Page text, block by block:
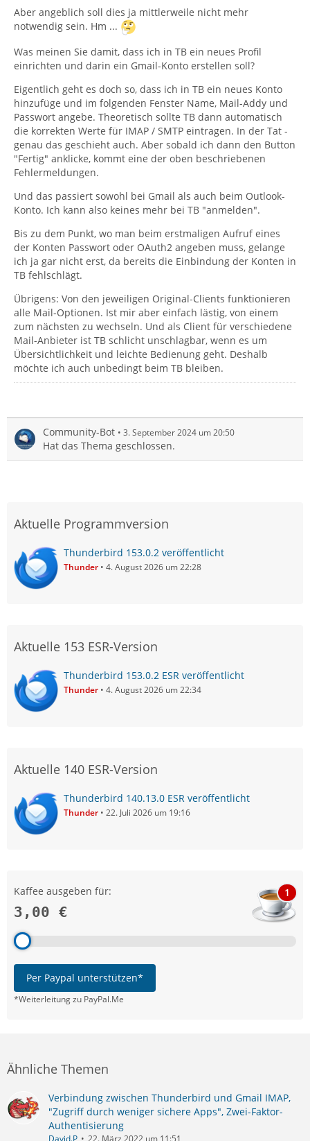
Aber angeblich soll dies ja mittlerweile nicht mehr
notwendig sein. Hm ...
Was meinen Sie damit, dass ich in TB ein neues Profil
einrichten und darin ein Gmail-Konto erstellen soll?
Eigentlich geht es doch so, dass ich in TB ein neues Konto
hinzufüge und im folgenden Fenster Name, Mail-Addy und
Passwort angebe. Theoretisch sollte TB dann automatisch
die korrekten Werte für IMAP / SMTP eintragen. In der Tat -
genau das geschieht auch. Aber sobald ich dann den Button
"Fertig" anklicke, kommt eine der oben beschriebenen
Fehlermeldungen.
Und das passiert sowohl bei Gmail als auch beim Outlook-
Konto. Ich kann also keines mehr bei TB "anmelden".
Bis zu dem Punkt, wo man beim erstmaligen Aufruf eines
der Konten Passwort oder OAuth2 angeben muss, gelange
ich ja gar nicht erst, da bereits die Einbindung der Konten in
TB fehlschlägt.
Übrigens: Von den jeweiligen Original-Clients funktionieren
alle Mail-Optionen. Ist mir aber einfach lästig, von einem
zum nächsten zu wechseln. Und als Client für verschiedene
Mail-Anbieter ist TB schlicht unschlagbar, wenn es um
Übersichtlichkeit und leichte Bedienung geht. Deshalb
möchte ich auch unbedingt beim TB bleiben.
Community-Bot 3. September 2024 um 20:50
Hat das Thema geschlossen.
Aktuelle Programmversion
Thunderbird 153.0.2 veröffentlicht
Thunder 4. August 2026 um 22:28
Aktuelle 153 ESR-Version
Thunderbird 153.0.2 ESR veröffentlicht
Thunder 4. August 2026 um 22:34
Aktuelle 140 ESR-Version
Thunderbird 140.13.0 ESR veröffentlicht
Thunder 22. Juli 2026 um 19:16
Kaffee ausgeben für:
3,00 €
1
Per Paypal unterstützen*
*Weiterleitung zu PayPal.Me
Ähnliche Themen
Verbindung zwischen Thunderbird und Gmail IMAP,
"Zugriff durch weniger sichere Apps", Zwei-Faktor-
Authentisierung
David.P
22. März 2022 um 11:51